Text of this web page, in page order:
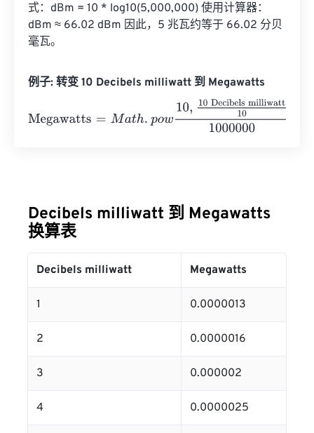
式：dBm = 10 * log10(5,000,000) 使用计算器：
dBm ≈ 66.02 dBm 因此，5 兆瓦约等于 66.02 分贝
毫瓦。
例子: 转变 10 Decibels milliwatt 到 Megawatts
10 Decibels milliwatt101000000
Decibels milliwatt 到 Megawatts
换算表
Decibels milliwatt Megawatts
1 0.0000013
2 0.0000016
3 0.000002
4 0.0000025